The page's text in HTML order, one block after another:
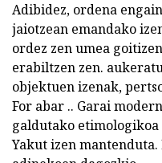
Adibidez, ordena
jaiotzean emandako
ordez zen umea
erabiltzen zen.
objektuen izenak,
For abar .. Garai
galdutako etimologikoa
Yakut izen